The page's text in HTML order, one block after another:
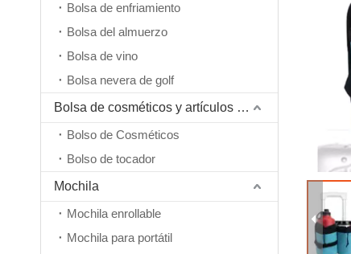
Bolsa de enfriamiento
Bolsa del almuerzo
Bolsa de vino
Bolsa nevera de golf
Bolsa de cosméticos y artículos de tocador
Bolso de Cosméticos
Bolso de tocador
Mochila
Mochila enrollable
Mochila para portátil